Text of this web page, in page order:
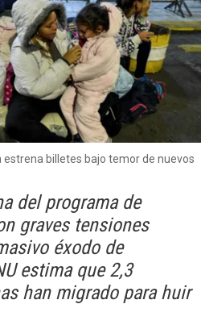
estrena billetes bajo temor de nuevos
del programa de
graves tensiones
éxodo de
estima que 2,3
han migrado para huir